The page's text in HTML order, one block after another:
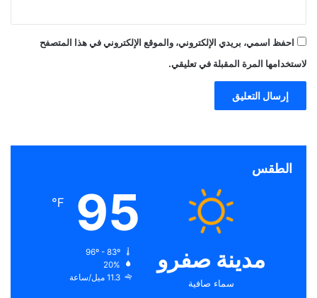
احفظ اسمي، بريدي الإلكتروني، والموقع الإلكتروني في هذا المتصفح
لاستخدامها المرة المقبلة في تعليقي.
الطقس
مدينة صفرو
سماء صافية
95
℉
20%
11.3 ميل/ساعة